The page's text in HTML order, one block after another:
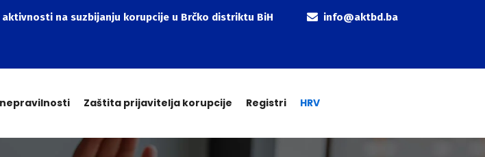
na suzbijanju korupcije u Brčko distriktu BiH info@aktbd.ba
Zaštita prijavitelja korupcije Registri HRV